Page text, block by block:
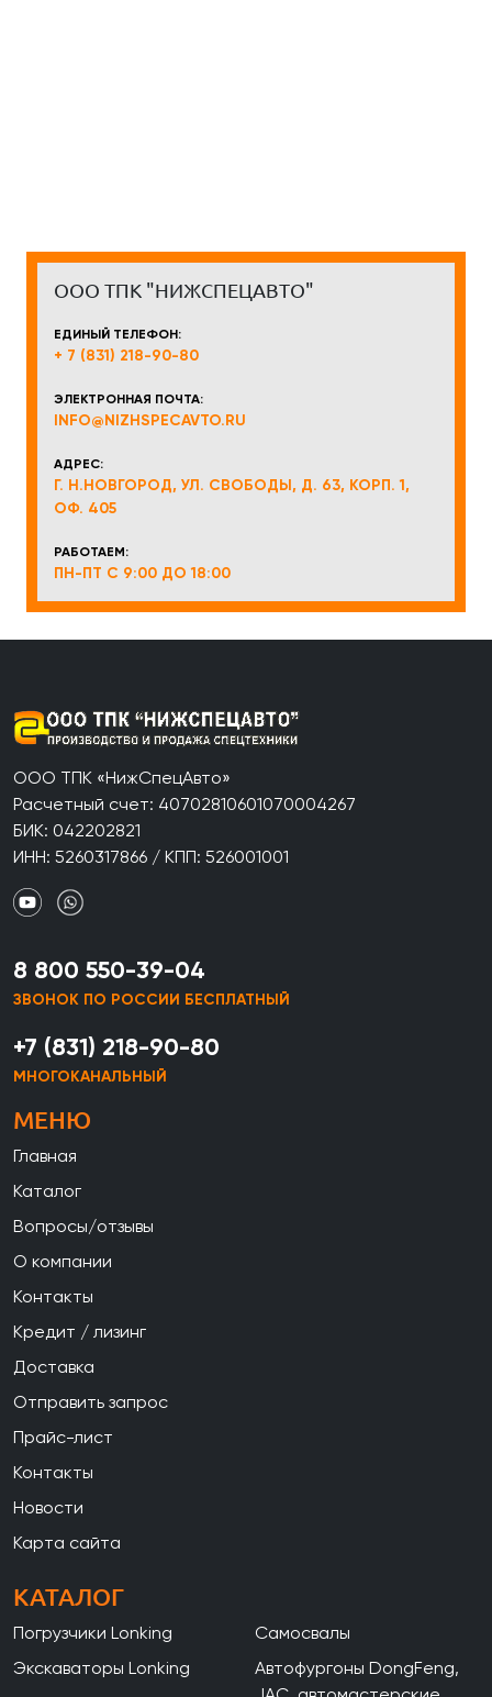
ООО ТПК "НИЖСПЕЦАВТО"
ЕДИНЫЙ ТЕЛЕФОН:
+ 7 (831) 218-90-80
ЭЛЕКТРОННАЯ ПОЧТА:
INFO@NIZHSPECAVTO.RU
АДРЕС:
Г. Н.НОВГОРОД, УЛ. СВОБОДЫ, Д. 63, КОРП. 1,
ОФ. 405
РАБОТАЕМ:
ПН-ПТ С 9:00 ДО 18:00
ООО ТПК «НижСпецАвто»
Расчетный счет: 40702810601070004267
БИК: 042202821
ИНН: 5260317866 / КПП: 526001001
8 800 550-39-04
ЗВОНОК ПО РОССИИ БЕСПЛАТНЫЙ
+7 (831) 218-90-80
МНОГОКАНАЛЬНЫЙ
МЕНЮ
Главная
Каталог
Вопросы/отзывы
О компании
Контакты
Кредит / лизинг
Доставка
Отправить запрос
Прайс-лист
Контакты
Новости
Карта сайта
КАТАЛОГ
Погрузчики Lonking
Экскаваторы Lonking
Самосвалы
Автофургоны DongFeng,